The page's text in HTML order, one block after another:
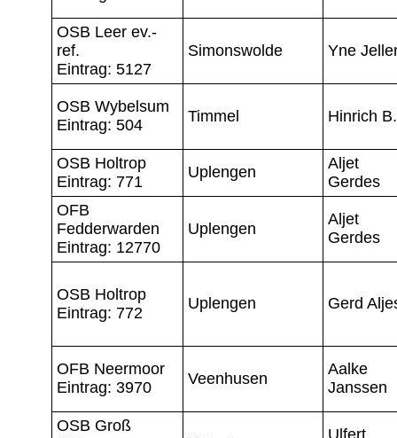
OSB Leer ev.-
ref.
Eintrag: 5127
Simonswolde Yne
OSB Wybelsum
Eintrag: 504
Timmel Hinrich B.
OSB Holtrop
Eintrag: 771
Uplengen
Aljet
Gerdes
OFB
Fedderwarden
Eintrag: 12770
Uplengen
Aljet
Gerdes
OSB Holtrop
Eintrag: 772
Uplengen Gerd
OFB Neermoor
Eintrag: 3970
Veenhusen
Aalke
Janssen
OSB Groß
Ulfert